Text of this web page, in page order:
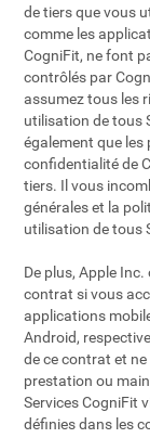
de tiers que vous
comme les
CogniFit, ne font
contrôlés par
assumez tous les
utilisation de tous
également que
confidentialité de
tiers. Il vous
générales et la
utilisation de tous
De plus, Apple
contrat si vous
applications
Android,
de ce contrat et
prestation ou
Services CogniFit
définies dans les